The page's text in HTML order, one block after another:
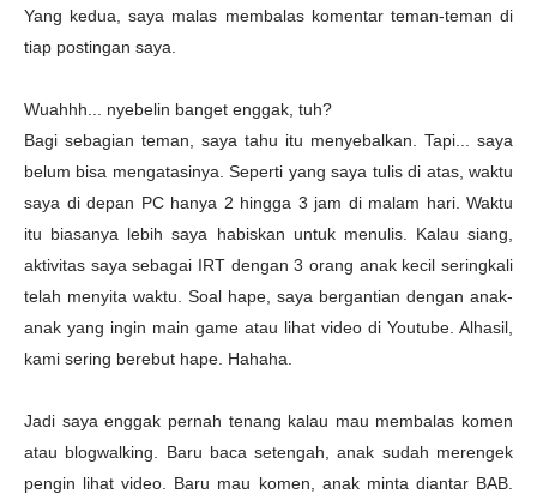
Yang kedua, saya malas membalas komentar teman-teman di
tiap postingan saya.
Wuahhh... nyebelin banget enggak, tuh?
Bagi sebagian teman, saya tahu itu menyebalkan. Tapi... saya
belum bisa mengatasinya. Seperti yang saya tulis di atas, waktu
saya di depan PC hanya 2 hingga 3 jam di malam hari. Waktu
itu biasanya lebih saya habiskan untuk menulis. Kalau siang,
aktivitas saya sebagai IRT dengan 3 orang anak kecil seringkali
telah menyita waktu. Soal hape, saya bergantian dengan anak-
anak yang ingin main game atau lihat video di Youtube. Alhasil,
kami sering berebut hape. Hahaha.
Jadi saya enggak pernah tenang kalau mau membalas komen
atau blogwalking. Baru baca setengah, anak sudah merengek
pengin lihat video. Baru mau komen, anak minta diantar BAB.